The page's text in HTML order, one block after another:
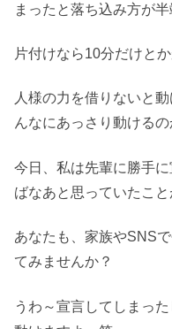
まったと落ち込み方が
片付けなら10分だけと
人様の力を借りないと
んなにあっさり動けるの
今日、私は先輩に勝手
ばなあと思っていたこと
あなたも、家族やSNS
てみませんか？
うわ～宣言してしまっ